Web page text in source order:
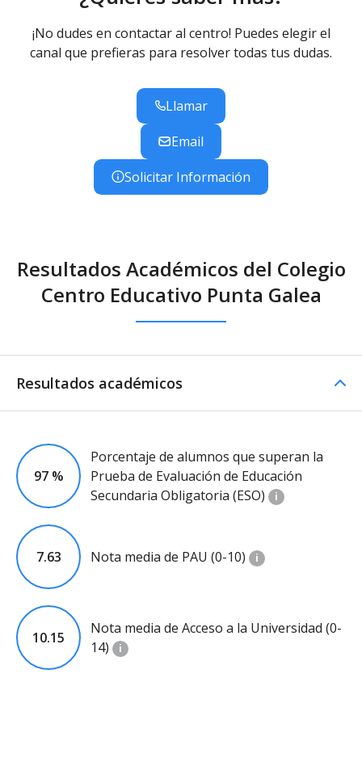
¡No dudes en contactar al centro! Puedes elegir el
canal que prefieras para resolver todas tus dudas.
Llamar
Email
Solicitar Información
Resultados Académicos del Colegio
Centro Educativo Punta Galea
Resultados académicos
97 %
Porcentaje de alumnos que superan la
Prueba de Evaluación de Educación
Secundaria Obligatoria (ESO)
i
7.63 Nota media de PAU (0-10) i
10.15
Nota media de Acceso a la Universidad (0-
14)
i